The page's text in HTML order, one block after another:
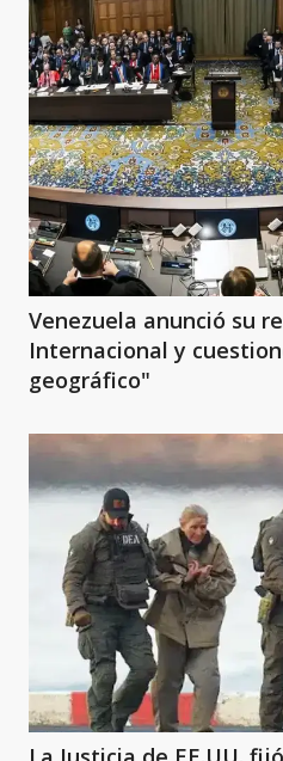
Venezuela anunció su
Internacional y
geográfico"